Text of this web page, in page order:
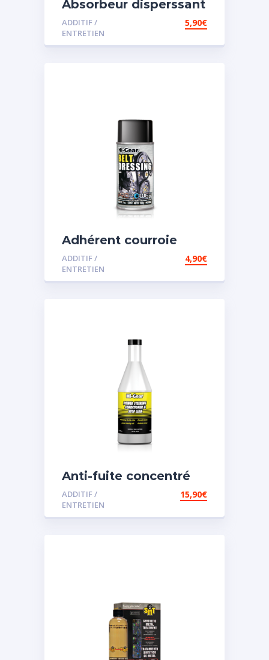
Absorbeur disperssant
d’eau pour carburant
ADDITIF /
ENTRETIEN
5,90€
Adhérent courroie
ADDITIF /
ENTRETIEN
4,90€
Anti-fuite concentré
pour direction
assistée
ADDITIF /
ENTRETIEN
15,90€